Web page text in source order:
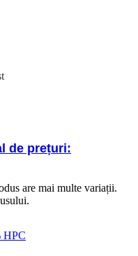
de prețuri:
are mai multe variații.